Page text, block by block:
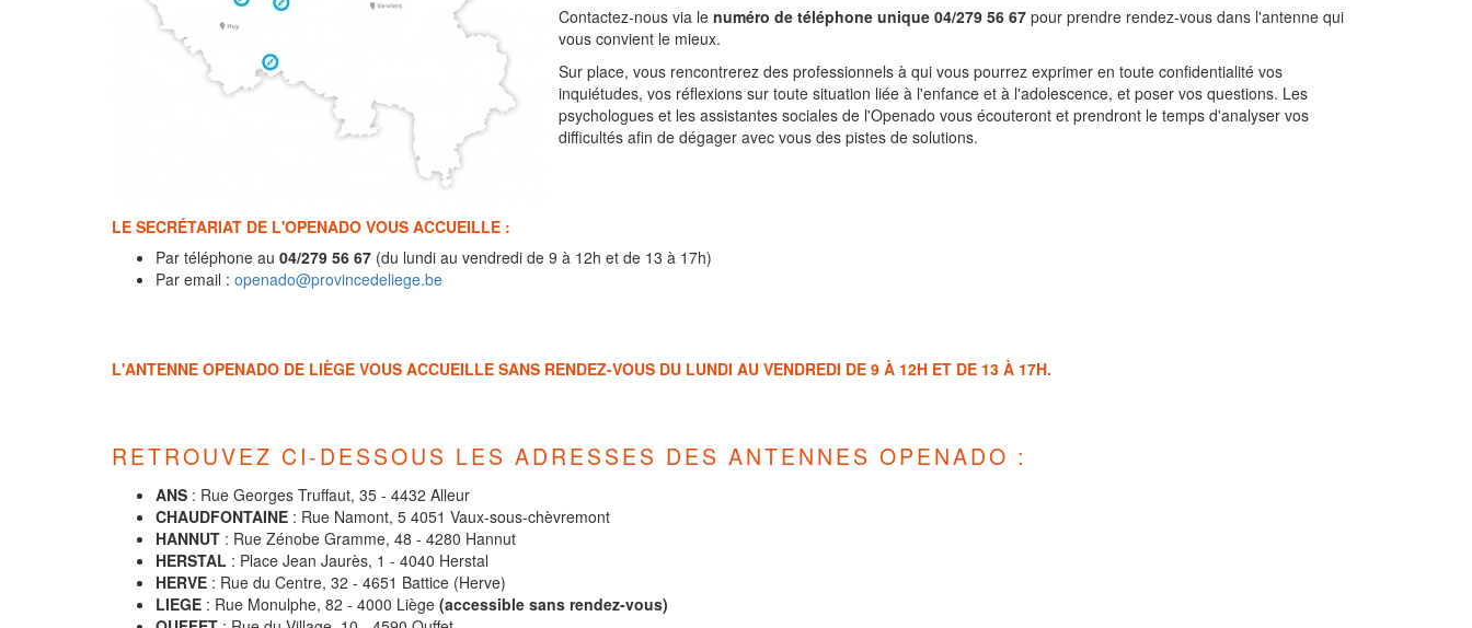
Contactez-nous via le numéro de téléphone unique 04/279 56 67 pour prendre rendez-vous dans l'antenne qui
vous convient le mieux.
Sur place, vous rencontrerez des professionnels à qui vous pourrez exprimer en toute confidentialité vos
inquiétudes, vos réflexions sur toute situation liée à l'enfance et à l'adolescence, et poser vos questions. Les
psychologues et les assistantes sociales de l'Openado vous écouteront et prendront le temps d'analyser vos
difficultés afin de dégager avec vous des pistes de solutions.
LE SECRÉTARIAT DE L'OPENADO VOUS ACCUEILLE :
Par téléphone au 04/279 56 67 (du lundi au vendredi de 9 à 12h et de 13 à 17h)
Par email : openado@provincedeliege.be
L'ANTENNE OPENADO DE LIÈGE VOUS ACCUEILLE SANS RENDEZ-VOUS DU LUNDI AU VENDREDI DE 9 À 12H ET DE 13 À 17H.
RETROUVEZ CI-DESSOUS LES ADRESSES DES ANTENNES OPENADO :
ANS : Rue Georges Truffaut, 35 - 4432 Alleur
CHAUDFONTAINE : Rue Namont, 5 4051 Vaux-sous-chèvremont
HANNUT : Rue Zénobe Gramme, 48 - 4280 Hannut
HERSTAL : Place Jean Jaurès, 1 - 4040 Herstal
HERVE : Rue du Centre, 32 - 4651 Battice (Herve)
LIEGE : Rue Monulphe, 82 - 4000 Liège (accessible sans rendez-vous)